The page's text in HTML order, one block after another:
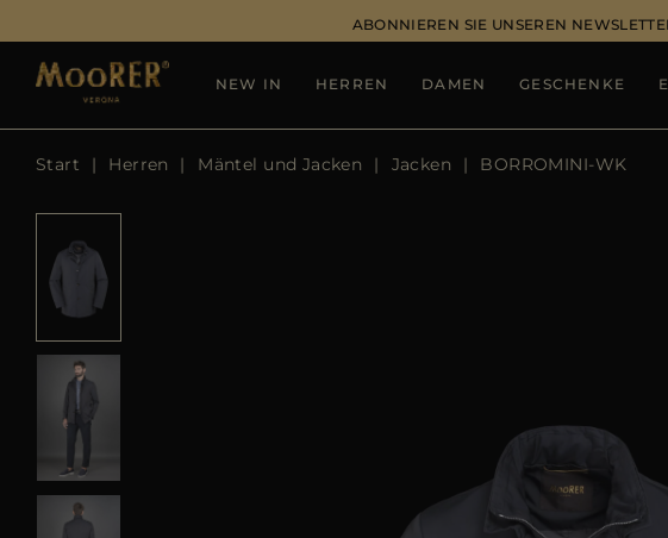
ABONNIEREN SIE UNSEREN
NEW IN HERREN DAMEN GESCHENKE
Start Herren Mäntel und Jacken Jacken BORROMINI-WK